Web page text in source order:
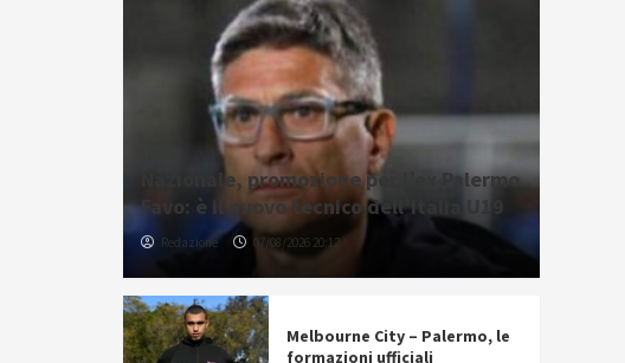
Nazionale, promozione per l’ex Palermo
Favo: è il nuovo tecnico dell’Italia U19
Redazione 07/08/2026 20:12
Melbourne City – Palermo, le
formazioni ufficiali